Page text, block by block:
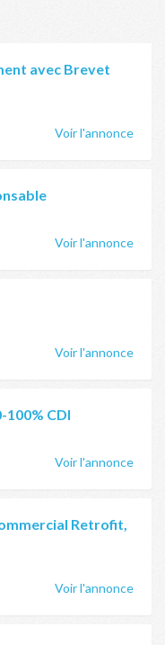
avec Brevet
Voir l'annonce
Voir l'annonce
Voir l'annonce
100% CDI
Voir l'annonce
Retrofit,
Voir l'annonce